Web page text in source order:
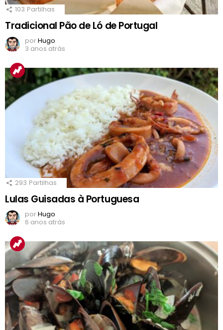
103 Partilhas
Tradicional Pão de Ló de Portugal
porHugo
3 anos atrás
293 Partilhas
Lulas Guisadas à Portuguesa
porHugo
6 anos atrás